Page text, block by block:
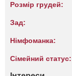
Розмір грудей:
Зад:
Німфоманка:
Сімейний статус: